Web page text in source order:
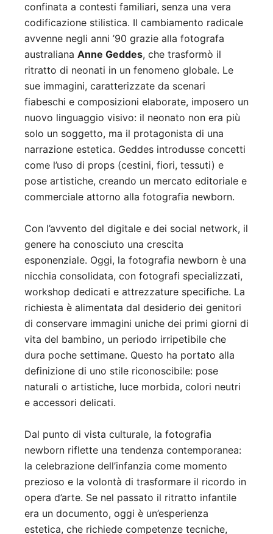
confinata a contesti familiari, senza una vera
codificazione stilistica. Il cambiamento radicale
avvenne negli anni ’90 grazie alla fotografa
australiana Anne Geddes, che trasformò il
ritratto di neonati in un fenomeno globale. Le
sue immagini, caratterizzate da scenari
fiabeschi e composizioni elaborate, imposero un
nuovo linguaggio visivo: il neonato non era più
solo un soggetto, ma il protagonista di una
narrazione estetica. Geddes introdusse concetti
come l’uso di props (cestini, fiori, tessuti) e
pose artistiche, creando un mercato editoriale e
commerciale attorno alla fotografia newborn.
Con l’avvento del digitale e dei social network, il
genere ha conosciuto una crescita
esponenziale. Oggi, la fotografia newborn è una
nicchia consolidata, con fotografi specializzati,
workshop dedicati e attrezzature specifiche. La
richiesta è alimentata dal desiderio dei genitori
di conservare immagini uniche dei primi giorni di
vita del bambino, un periodo irripetibile che
dura poche settimane. Questo ha portato alla
definizione di uno stile riconoscibile: pose
naturali o artistiche, luce morbida, colori neutri
e accessori delicati.
Dal punto di vista culturale, la fotografia
newborn riflette una tendenza contemporanea:
la celebrazione dell’infanzia come momento
prezioso e la volontà di trasformare il ricordo in
opera d’arte. Se nel passato il ritratto infantile
era un documento, oggi è un’esperienza
estetica, che richiede competenze tecniche,